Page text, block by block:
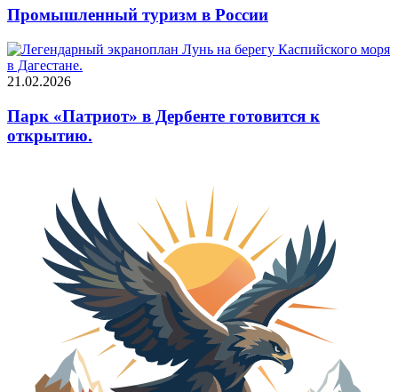
Промышленный туризм в России
21.02.2026
Парк «Патриот» в Дербенте готовится к
открытию.